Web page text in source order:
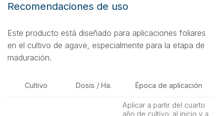
Recomendaciones de uso
Este producto está diseñado para aplicaciones foliares
en el cultivo de agave, especialmente para la etapa de
maduración.
Cultivo Dosis / Ha. Época de aplicación
Aplicar a partir del cuarto
año de cultivo; al inicio y a